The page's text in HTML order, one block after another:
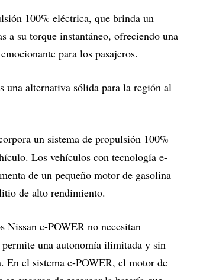
100% eléctrica, que brinda un
a su torque instantáneo, ofreciendo una
para los pasajeros.
una alternativa sólida para la región al
un sistema de propulsión 100%
Los vehículos con tecnología e-
de un pequeño motor de gasolina
de alto rendimiento.
Nissan e-POWER no necesitan
una autonomía ilimitada y sin
En el sistema e-POWER, el motor de